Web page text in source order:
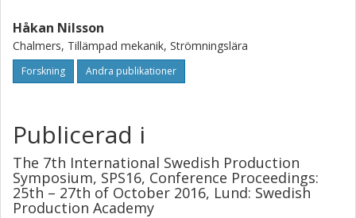
Håkan Nilsson
Chalmers, Tillämpad mekanik, Strömningslära
Forskning Andra publikationer
Publicerad i
The 7th International Swedish Production
Symposium, SPS16, Conference Proceedings:
25th – 27th of October 2016, Lund: Swedish
Production Academy